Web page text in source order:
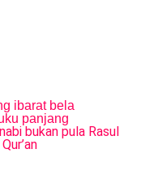
ibarat bela
panjang